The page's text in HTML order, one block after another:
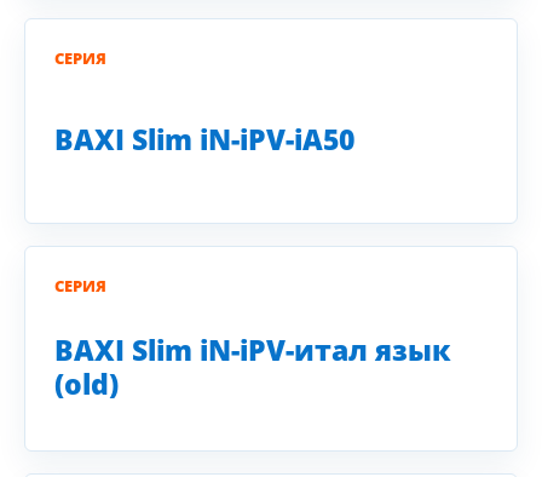
СЕРИЯ
BAXI Slim iN-iPV-iA50
СЕРИЯ
BAXI Slim iN-iPV-итал язык
(old)